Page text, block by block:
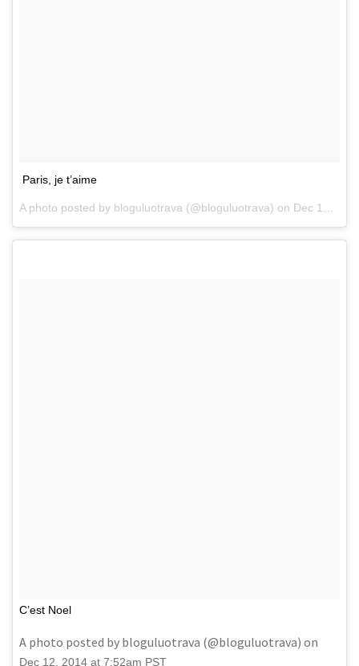
Paris, je t’aime
A photo posted by bloguluotrava (@bloguluotrava) on Dec 12, 2014 at 10:00am PST
C’est Noel
A photo posted by bloguluotrava (@bloguluotrava) on
Dec 12, 2014 at 7:52am PST